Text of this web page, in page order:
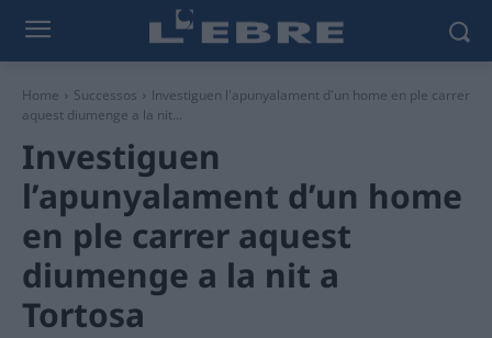
Home Successos
Investiguen l'apunyalament d'un home en ple carrer
aquest diumenge a la nit...
Investiguen
l’apunyalament d’un home
en ple carrer aquest
diumenge a la nit a
Tortosa